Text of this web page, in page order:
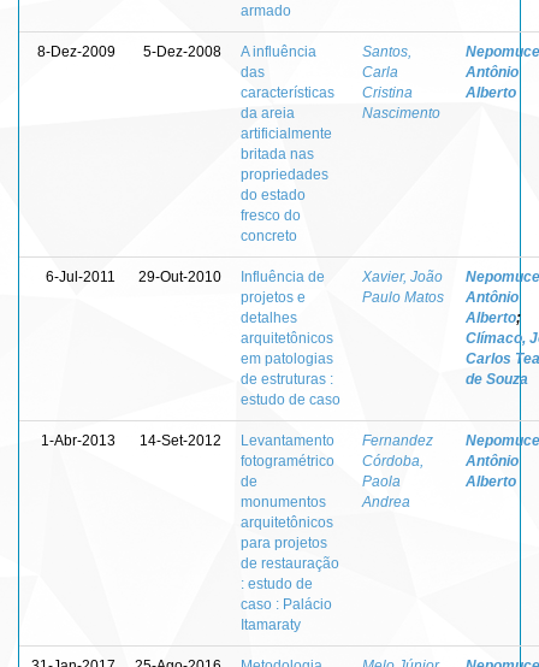
armado
8-Dez-2009 5-Dez-2008
A influência
das
características
da areia
artificialmente
britada nas
propriedades
do estado
fresco do
concreto
Santos,
Carla
Cristina
Nascimento
Antônio
Alberto
6-Jul-2011 29-Out-2010
Influência de
projetos e
detalhes
arquitetônicos
em patologias
de estruturas :
estudo de caso
Xavier, João
Paulo Matos
Antônio
Alberto;
Clímaco,
Carlos
de Souza
1-Abr-2013 14-Set-2012
Levantamento
fotogramétrico
de
monumentos
arquitetônicos
para projetos
de restauração
: estudo de
caso : Palácio
Itamaraty
Fernandez
Córdoba,
Paola
Andrea
Antônio
Alberto